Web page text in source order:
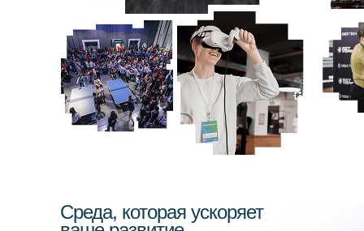
Среда, которая ускоряет
© 2025 Автономная некоммерческая
Политика конфиденциальности
Информационная открытость
Нартова, д. 6, пом.П1а